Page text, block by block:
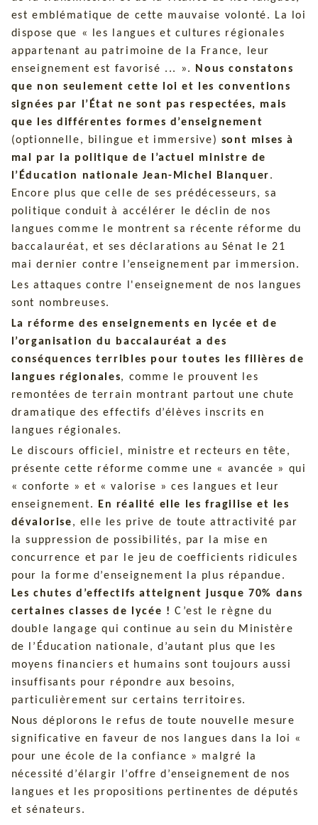
est emblématique de cette mauvaise volonté. La loi
dispose que « les langues et cultures régionales
appartenant au patrimoine de la France, leur
enseignement est favorisé ... ».
Nous constatons
que non seulement cette loi et les conventions
signées par l’État ne sont pas respectées, mais
que les différentes formes d’enseignement
(optionnelle, bilingue et immersive) sont mises à
mal par la politique de l’actuel ministre de
l’Éducation nationale Jean-Michel Blanquer.
Encore plus que celle de ses prédécesseurs, sa
politique conduit à accélérer le déclin de nos
langues comme le montrent sa récente réforme du
baccalauréat, et ses déclarations au Sénat le 21
mai dernier contre l’enseignement par immersion.
Les attaques contre l'enseignement de nos langues
sont nombreuses.
La réforme des enseignements en lycée et de
l’organisation du baccalauréat a des
conséquences terribles pour toutes les filières de
langues régionales, comme le prouvent les
remontées de terrain montrant partout une chute
dramatique des effectifs d’élèves inscrits en
langues régionales.
Le discours officiel, ministre et recteurs en tête,
présente cette réforme comme une « avancée » qui
« conforte » et « valorise » ces langues et leur
enseignement.
En réalité elle les fragilise et les
dévalorise, elle les prive de toute attractivité par
la suppression de possibilités, par la mise en
concurrence et par le jeu de coefficients ridicules
pour la forme d’enseignement la plus répandue.
Les chutes d’effectifs atteignent jusque 70% dans
certaines classes de lycée ! C’est le règne du
double langage qui continue au sein du Ministère
de l’Éducation nationale, d’autant plus que les
moyens financiers et humains sont toujours aussi
insuffisants pour répondre aux besoins,
particulièrement sur certains territoires.
Nous déplorons le refus de toute nouvelle mesure
significative en faveur de nos langues dans la loi «
pour une école de la confiance » malgré la
nécessité d’élargir l’offre d’enseignement de nos
langues et les propositions pertinentes de députés
et sénateurs.